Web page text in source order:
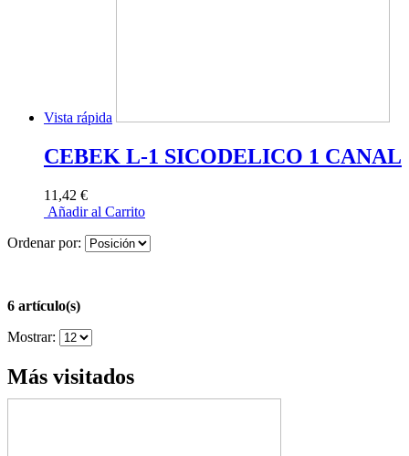
Vista rápida
CEBEK L-1 SICODELICO 1 CANAL
11,42 €
Añadir al Carrito
Ordenar por:
6 artículo(s)
Mostrar:
Más visitados